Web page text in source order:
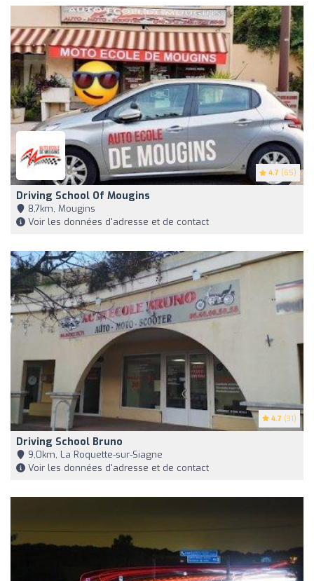
4.7 (65)
Driving School Of Mougins
8,7km, Mougins
Voir les données d'adresse et de contact
4.7 (31)
Driving School Bruno
9,0km, La Roquette-sur-Siagne
Voir les données d'adresse et de contact